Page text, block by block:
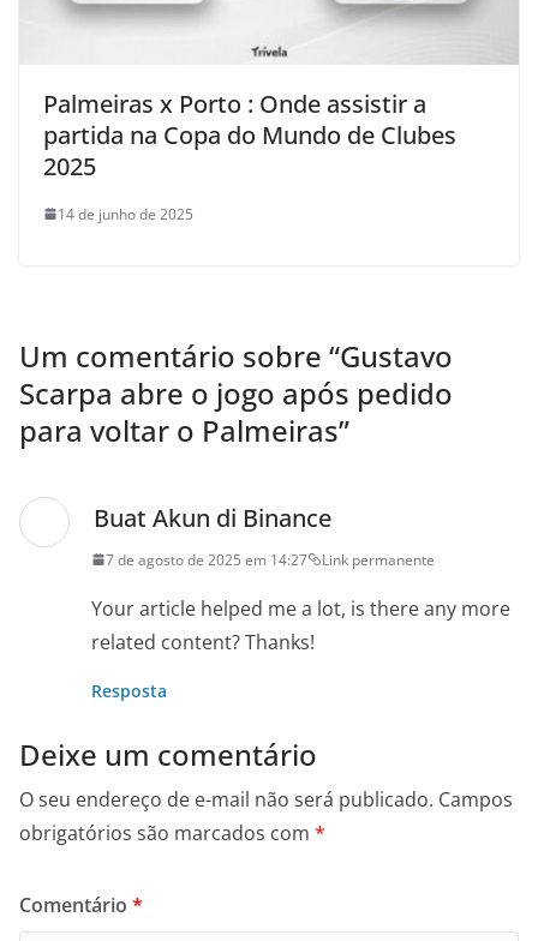
Palmeiras x Porto : Onde assistir a
partida na Copa do Mundo de Clubes
2025
14 de junho de 2025
Um comentário sobre “Gustavo
Scarpa abre o jogo após pedido
para voltar o Palmeiras”
Buat Akun di Binance
7 de agosto de 2025 em 14:27 Link permanente
Your article helped me a lot, is there any more
related content? Thanks!
Resposta
Deixe um comentário
O seu endereço de e-mail não será publicado. Campos
obrigatórios são marcados com *
Comentário *